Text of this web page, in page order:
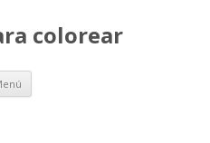
colorear
Saltar
contenido